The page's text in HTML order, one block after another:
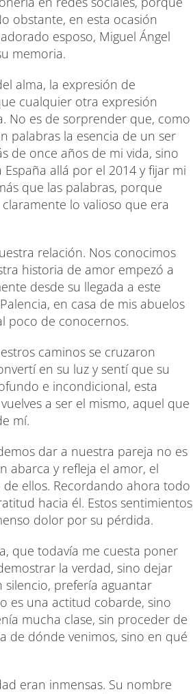
obstante, en esta ocasión
esposo, Miguel Ángel
memoria.
alma, la expresión de
cualquier otra expresión
No es de sorprender que, como
palabras la esencia de un ser
de once años de mi vida, sino
allá por el 2014 y fijar mi
que las palabras, porque
lo valioso que era
relación. Nos conocimos
historia de amor empezó a
desde su llegada a este
en casa de mis abuelos
poco de conocernos.
caminos se cruzaron
en su luz y sentí que su
e incondicional, esta
a ser el mismo, aquel que
mí.
dar a nuestra pareja no es
abarca y refleja el amor, el
ellos. Recordando ahora todo
hacia él. Estos sentimientos
dolor por su pérdida.
que todavía me cuesta poner
la verdad, sino dejar
silencio, prefería aguantar
es una actitud cobarde, sino
mucha clase, sin proceder de
de dónde venimos, sino en qué
eran inmensas. Su nombre